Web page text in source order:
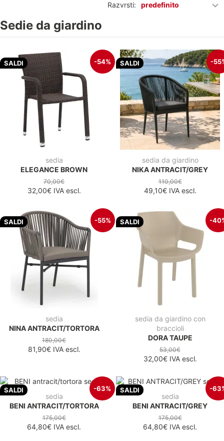
Razvrsti: predefinito
Sedie da giardino
SALDI -54%
sedia
ELEGANCE BROWN
70,00€
32,00€IVA escl.
SALDI -
sedia da giardino
NIKA ANTRACIT/GREY
110,00€
49,10€IVA escl.
SALDI -55%
sedia
NINA ANTRACIT/TORTORA
180,00€
81,90€IVA escl.
SALDI -
sedia da giardino con
braccioli
DORA TAUPE
53,00€
32,00€IVA escl.
SALDI -63%
sedia
BENI ANTRACIT/TORTORA
175,00€
64,80€ IVA escl.
SALDI -
sedia
BENI ANTRACIT/GREY
175,00€
64,80€ IVA escl.